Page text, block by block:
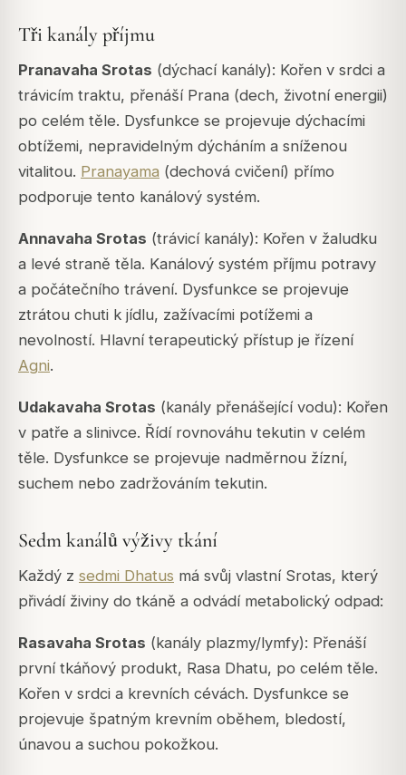
Tři kanály příjmu
Pranavaha Srotas (dýchací kanály): Kořen v srdci a
trávicím traktu, přenáší Prana (dech, životní energii)
po celém těle. Dysfunkce se projevuje dýchacími
obtížemi, nepravidelným dýcháním a sníženou
vitalitou. Pranayama (dechová cvičení) přímo
podporuje tento kanálový systém.
Annavaha Srotas (trávicí kanály): Kořen v žaludku
a levé straně těla. Kanálový systém příjmu potravy
a počátečního trávení. Dysfunkce se projevuje
ztrátou chuti k jídlu, zažívacími potížemi a
nevolností. Hlavní terapeutický přístup je řízení
Agni.
Udakavaha Srotas (kanály přenášející vodu): Kořen
v patře a slinivce. Řídí rovnováhu tekutin v celém
těle. Dysfunkce se projevuje nadměrnou žízní,
suchem nebo zadržováním tekutin.
Sedm kanálů výživy tkání
Každý z sedmi Dhatus má svůj vlastní Srotas, který
přivádí živiny do tkáně a odvádí metabolický odpad:
Rasavaha Srotas (kanály plazmy/lymfy): Přenáší
první tkáňový produkt, Rasa Dhatu, po celém těle.
Kořen v srdci a krevních cévách. Dysfunkce se
projevuje špatným krevním oběhem, bledostí,
únavou a suchou pokožkou.